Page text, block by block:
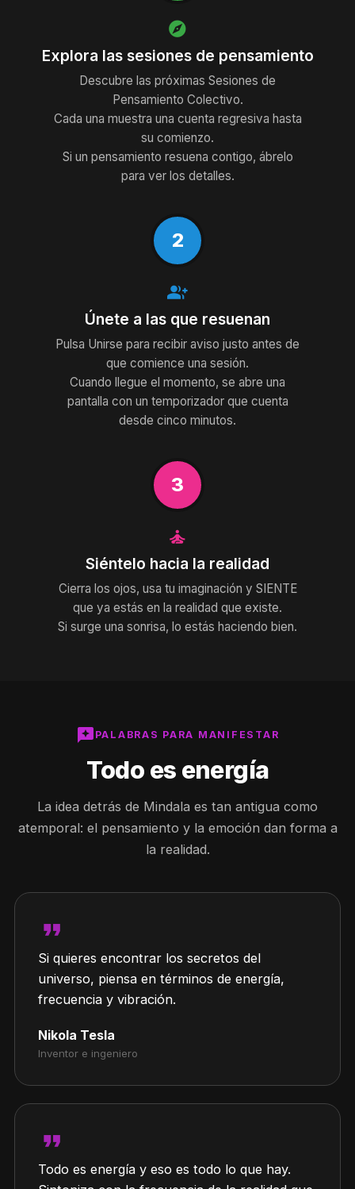
explore
Explora las sesiones de pensamiento
Descubre las próximas Sesiones de
Pensamiento Colectivo.
Cada una muestra una cuenta regresiva hasta
su comienzo.
Si un pensamiento resuena contigo, ábrelo
para ver los detalles.
2
group_add
Únete a las que resuenan
Pulsa Unirse para recibir aviso justo antes de
que comience una sesión.
Cuando llegue el momento, se abre una
pantalla con un temporizador que cuenta
desde cinco minutos.
3
self_improvement
Siéntelo hacia la realidad
Cierra los ojos, usa tu imaginación y SIENTE
que ya estás en la realidad que existe.
Si surge una sonrisa, lo estás haciendo bien.
reviews PALABRAS PARA MANIFESTAR
Todo es energía
La idea detrás de Mindala es tan antigua como
atemporal: el pensamiento y la emoción dan forma a
la realidad.
format_quote
Si quieres encontrar los secretos del
universo, piensa en términos de energía,
frecuencia y vibración.
Nikola Tesla
Inventor e ingeniero
format_quote
Todo es energía y eso es todo lo que hay.